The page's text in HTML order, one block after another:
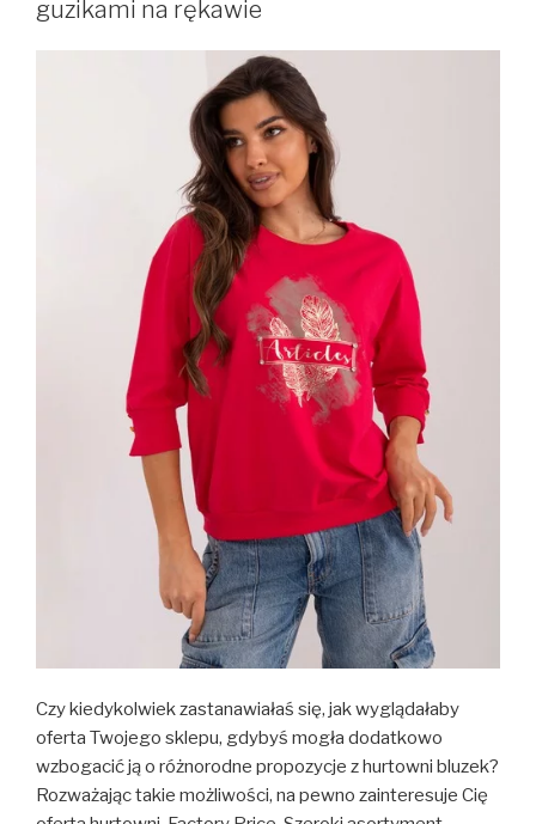
guzikami na rękawie
Czy kiedykolwiek zastanawiałaś się, jak wyglądałaby
oferta Twojego sklepu, gdybyś mogła dodatkowo
wzbogacić ją o różnorodne propozycje z hurtowni bluzek?
Rozważając takie możliwości, na pewno zainteresuje Cię